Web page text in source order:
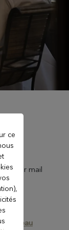
ou par mail
cadeau
ce